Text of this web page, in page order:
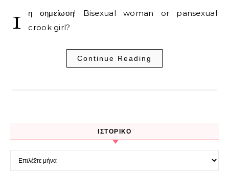
1
η σημείωση! Bisexual woman or pansexual
crook girl?
Continue Reading
ΙΣΤΟΡΙΚΌ
Ιστορικό